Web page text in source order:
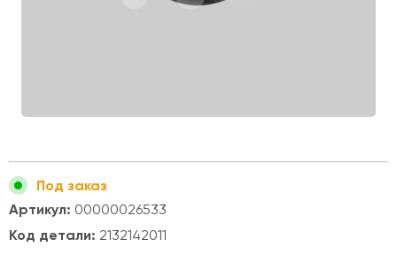
Под заказ
Артикул: 00000026533
Код детали: 2132142011